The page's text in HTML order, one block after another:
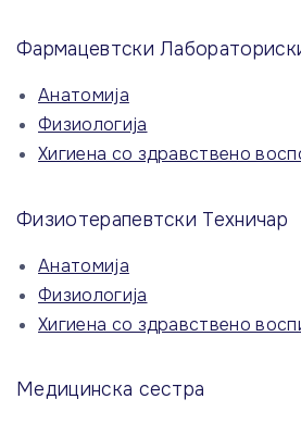
Фармацевтски
Анатомија
Физиологија
Хигиена со здравствено
Физиотерапевтски Техничар
Анатомија
Физиологија
Хигиена со здравствено
Медицинска сестра